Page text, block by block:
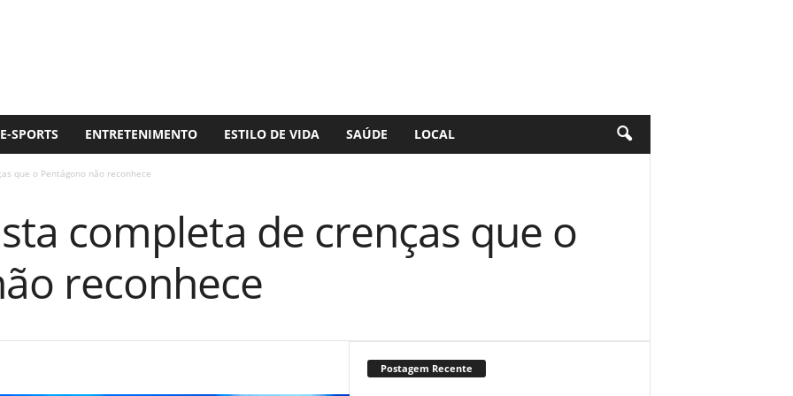
E-SPORTS ENTRETENIMENTO ESTILO DE VIDA SAÚDE LOCAL
que o Pentágono não reconhece
completa de crenças que o
reconhece
Postagem Recente